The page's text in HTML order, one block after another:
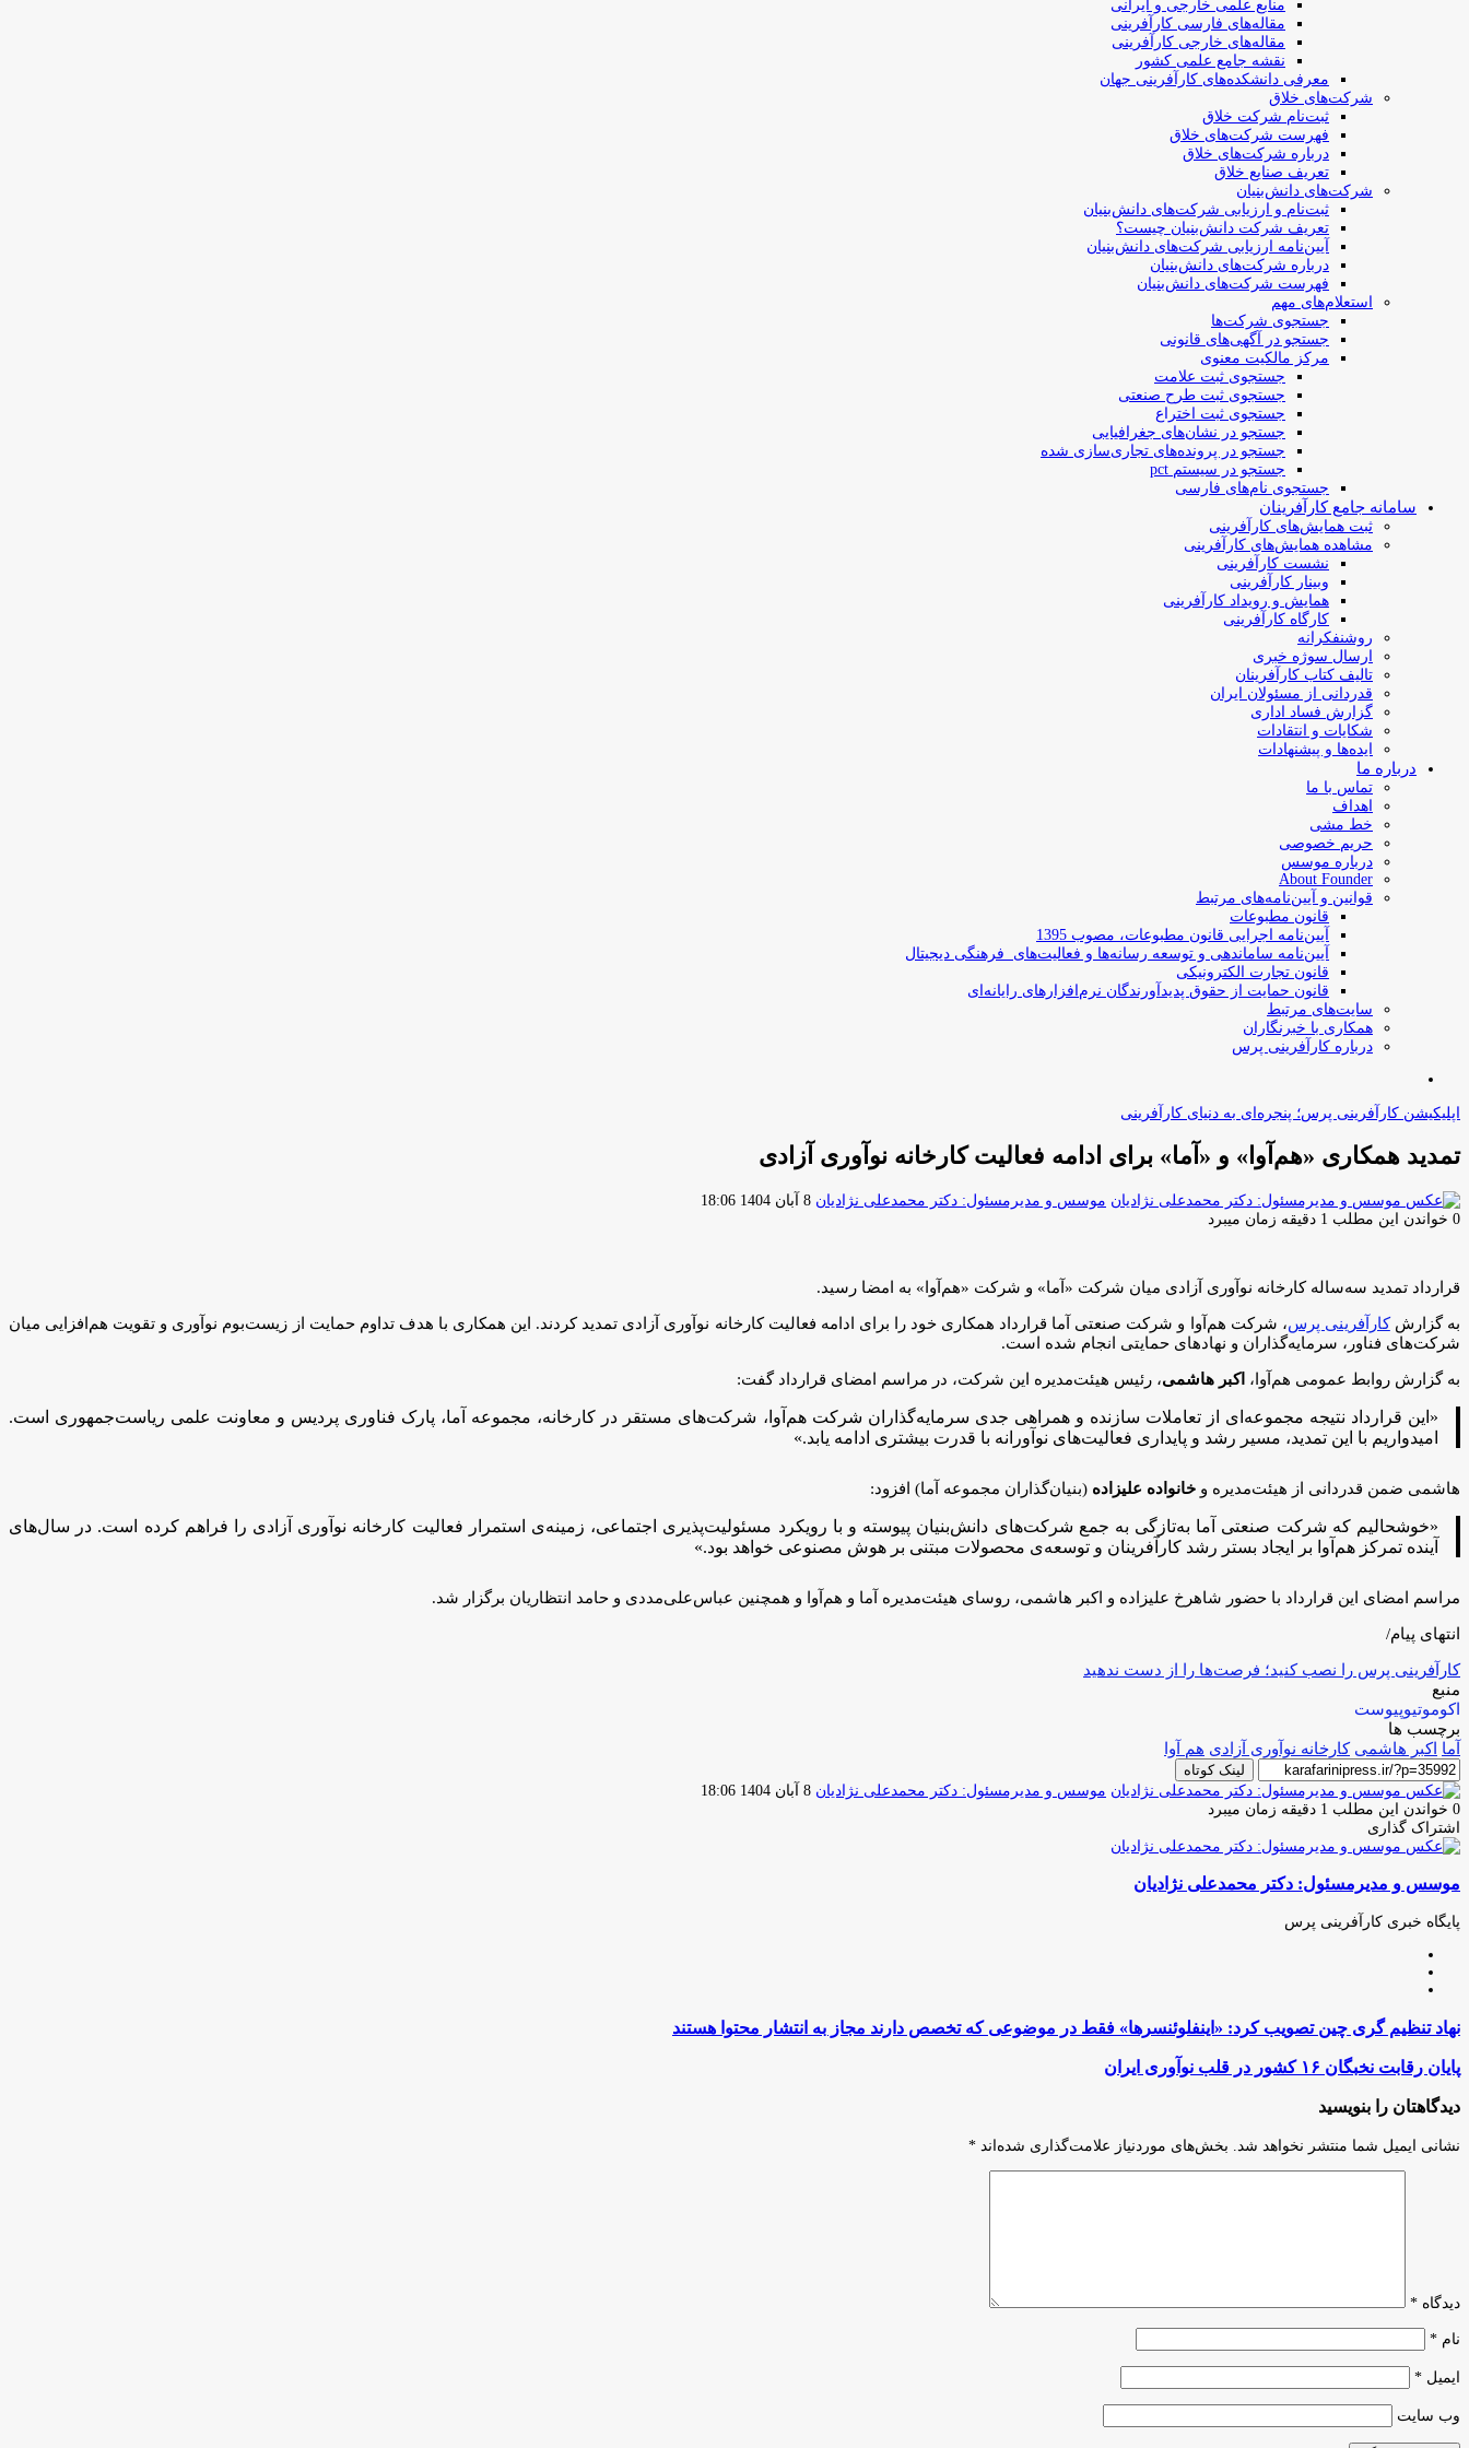
منابع علمی خارجی و ایرانی
مقاله‌های فارسی کارآفرینی
مقاله‌های خارجی کارآفرینی
نقشه جامع علمی کشور
معرفی دانشکده‌های کارآفرینی جهان
شرکت‌های خلاق
ثبت‌نام شرکت خلاق
فهرست شرکت‌های خلاق
درباره شرکت‌های خلاق
تعریف صنایع خلاق
شرکت‌های دانش‌بنیان
ثبت‌نام و ارزیابی شرکت‌های دانش‌بنیان
تعریف شرکت دانش‌بنیان چیست؟
آیین‌نامه ارزیابی شرکت‌های دانش‌بنیان
درباره شرکت‌های دانش‌بنیان
فهرست شرکت‌های دانش‌بنیان
استعلام‌های مهم
جستجوی شرکت‌ها
جستجو در آگهی‌های قانونی
مرکز مالکیت معنوی
جستجوی ثبت علامت
جستجوی ثبت طرح صنعتی
جستجوی ثبت اختراع
جستجو در نشان‌های جغرافیایی
جستجو در پرونده‌های تجاری‌سازی شده
جستجو در سیستم pct
جستجوی نام‌های فارسی
سامانه جامع کارآفرینان
ثبت همایش‌های کارآفرینی
مشاهده همایش‌های کارآفرینی
نشست کارآفرینی
وبینار کارآفرینی
همایش و رویداد کارآفرینی
کارگاه کارآفرینی
روشنفکرانه
ارسال سوژه‌ خبری
تالیف کتاب کارآفرینان
قدردانی از مسئولان ایران
گزارش فساد اداری
شکایات و انتقادات
ایده‌ها و پیشنهادات
درباره ما
تماس با ما
اهداف
خط مشی
حریم خصوصی
درباره موسس
About Founder
قوانین و آیین‌نامه‌های مرتبط
‌قانون مطبوعات
آیین‌نامه اجرایی قانون مطبوعات، مصوب 1395
آیین‌نامه سامان­دهی و توسعه رسانه­‌ها و فعالیت‌­های فرهنگی دیجیتال
قانون تجارت الکترونیکی
قانون حمایت از حقوق پدیدآورندگان نرم‌افزارهای رایانه‌ای
سایت‌های مرتبط
همکاری با خبرنگاران
درباره کارآفرینی پرس
اپلیکیشن کارآفرینی پرس؛ پنجره‌ای به دنیای کارآفرینی
تمدید همکاری «هم‌آوا» و «آما» برای ادامه فعالیت کارخانه نوآوری آزادی
موسس و مدیرمسئول: دکتر محمدعلی نژادیان ارسال
8 آبان 1404 18:06
0 خواندن این مطلب 1 دقیقه زمان میبرد
قرارداد تمدید سه‌ساله کارخانه نوآوری آزادی میان شرکت «آما» و شرکت «هم‌آوا» به امضا رسید.
به گزارشکارآفرینی پرس، شرکت هم‌آوا و شرکت صنعتی آما قرارداد همکاری خود را برای ادامه فعالیت کارخانه نوآوری آزادی تمدید کردند. این همکاری با هدف تداوم حمایت از زیست‌بوم نوآوری و تقویت هم‌افزایی میان
شرکت‌های فناور، سرمایه‌گذاران و نهادهای حمایتی انجام شده است.
به گزارش روابط عمومی هم‌آوا، اکبر هاشمی، رئیس هیئت‌مدیره این شرکت، در مراسم امضای قرارداد گفت:
«این قرارداد نتیجه مجموعه‌ای از تعاملات سازنده و همراهی جدی سرمایه‌گذاران شرکت هم‌آوا، شرکت‌های مستقر در کارخانه، مجموعه آما، پارک فناوری پردیس و معاونت علمی ریاست‌جمهوری است.
امیدواریم با این تمدید، مسیر رشد و پایداری فعالیت‌های نوآورانه با قدرت بیشتری ادامه یابد.»
هاشمی ضمن قدردانی از هیئت‌مدیره و خانواده علیزاده (بنیان‌گذاران مجموعه آما) افزود:
«خوشحالیم که شرکت صنعتی آما به‌تازگی به جمع شرکت‌های دانش‌بنیان پیوسته و با رویکرد مسئولیت‌پذیری اجتماعی، زمینه‌ی استمرار فعالیت کارخانه نوآوری آزادی را فراهم کرده است. در سال‌های
آینده تمرکز هم‌آوا بر ایجاد بستر رشد کارآفرینان و توسعه‌ی محصولات مبتنی بر هوش مصنوعی خواهد بود.»
مراسم امضای این قرارداد با حضور شاهرخ علیزاده و اکبر هاشمی، روسای هیئت‌مدیره آما و هم‌آوا و همچنین عباس‌علی‌مددی و حامد انتظاریان برگزار شد.
انتهای پیام/
کارآفرینی پرس را نصب کنید؛ فرصت‌ها را از دست ندهید
منبع
اکوموتیوپیوست
برچسب ها
آما اکبر هاشمی کارخانه نوآوری آزادی هم آوا
لینک کوتاه
موسس و مدیرمسئول: دکتر محمدعلی نژادیان ارسال
8 آبان 1404 18:06
0 خواندن این مطلب 1 دقیقه زمان میبرد
اشتراک گذاری
فیس
توئیتر
لینکدین
واتس
تلگرام
اشتراک
از
ایمیل
چاپ
موسس و مدیرمسئول: دکتر محمدعلی نژادیان
پایگاه خبری کارآفرینی پرس
نهاد
تنظیم
گری
چین
تصویب
کرد:
«اینفلوئنسرها»
فقط
انتشار
هستند
نهاد تنظیم گری چین تصویب کرد: «اینفلوئنسرها» فقط در موضوعی که تخصص دارند مجاز به انتشار محتوا هستند
پایان
نخبگان
کشور
پایان رقابت نخبگان ۱۶ کشور در قلب نوآوری ایران
دیدگاهتان را بنویسید
نشانی ایمیل شما منتشر نخواهد شد. بخش‌های موردنیاز علامت‌گذاری شده‌اند *
دیدگاه *
نام *
ایمیل *
وب‌ سایت